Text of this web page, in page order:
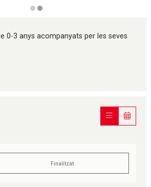
0-3 anys acompanyats per les seves
Finalitzat